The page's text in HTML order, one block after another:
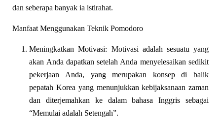
dan seberapa banyak ia istirahat.
Manfaat Menggunakan Teknik Pomodoro
Meningkatkan Motivasi: Motivasi adalah sesuatu yang
akan Anda dapatkan setelah Anda menyelesaikan sedikit
pekerjaan Anda, yang merupakan konsep di balik
pepatah Korea yang menunjukkan kebijaksanaan zaman
dan diterjemahkan ke dalam bahasa Inggris sebagai
“Memulai adalah Setengah”.